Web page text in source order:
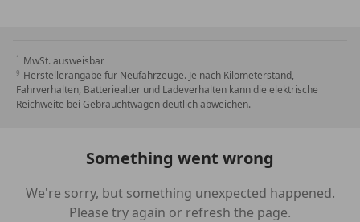
MwSt. ausweisbar
Herstellerangabe für Neufahrzeuge. Je nach Kilometerstand,
Fahrverhalten, Batteriealter und Ladeverhalten kann die elektrische
Reichweite bei Gebrauchtwagen deutlich abweichen.
Something went wrong
We're sorry, but something unexpected happened.
Please try again or refresh the page.